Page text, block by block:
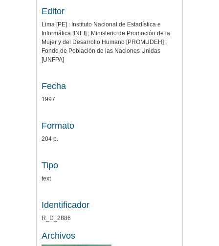
Editor
Lima [PE] : Instituto Nacional de Estadística e
Informática [INEI] ; Ministerio de Promoción de la
Mujer y del Desarrollo Humano [PROMUDEH] ;
Fondo de Población de las Naciones Unidas
[UNFPA]
Fecha
1997
Formato
204 p.
Tipo
text
Identificador
R_D_2886
Archivos